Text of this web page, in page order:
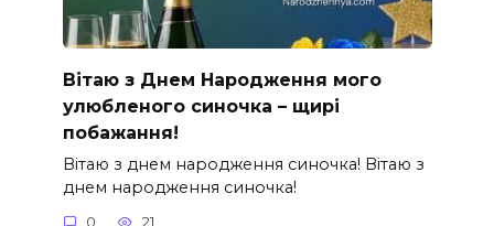
Вітаю з Днем Народження мого
улюбленого синочка – щирі
побажання!
Вітаю з днем народження синочка! Вітаю з
днем народження синочка!
0 21